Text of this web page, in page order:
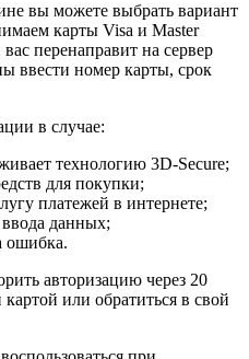
вы можете выбрать вариант
карты Visa и Master
перенаправит на сервер
ввести номер карты, срок
в случае:
технологию 3D-Secure;
для покупки;
платежей в интернете;
данных;
ошибка.
авторизацию через 20
или обратиться в свой